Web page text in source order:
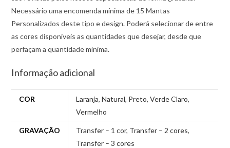
Necessário uma encomenda mínima de 15 Mantas
Personalizados deste tipo e design. Poderá selecionar de entre
as cores disponíveis as quantidades que desejar, desde que
perfaçam a quantidade mínima.
Informação adicional
COR Laranja,Natural, Preto,Verde Claro,
Vermelho
GRAVAÇÃO Transfer – 1 cor, Transfer – 2 cores,
Transfer – 3 cores